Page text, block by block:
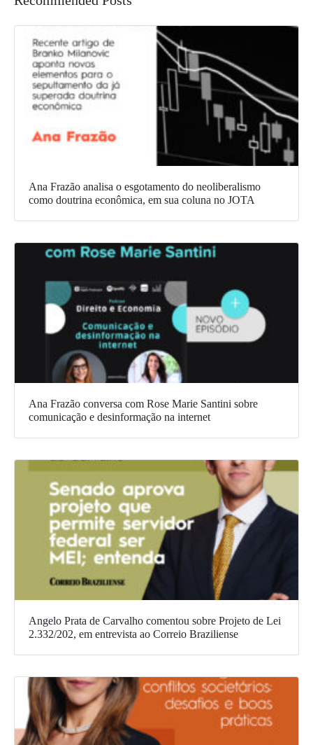
Ana Frazão analisa o esgotamento do neoliberalismo
como doutrina econômica, em sua coluna no JOTA
Ana Frazão conversa com Rose Marie Santini sobre
comunicação e desinformação na internet
Angelo Prata de Carvalho comentou sobre Projeto de Lei
2.332/202, em entrevista ao Correio Braziliense